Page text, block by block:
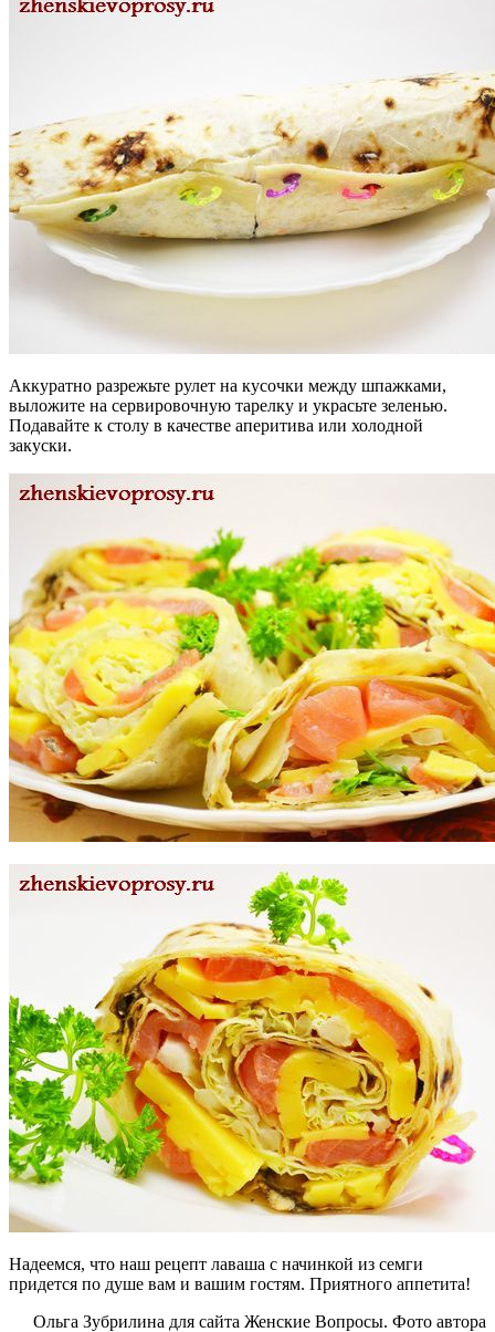
Аккуратно разрежьте рулет на кусочки между шпажками,
выложите на сервировочную тарелку и украсьте зеленью.
Подавайте к столу в качестве аперитива или холодной
закуски.
Надеемся, что наш рецепт лаваша с начинкой из семги
придется по душе вам и вашим гостям. Приятного аппетита!
Ольга Зубрилина для сайта Женские Вопросы. Фото автора